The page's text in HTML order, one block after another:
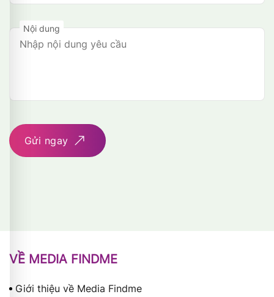
Nội dung
Gửi ngay
VỀ MEDIA FINDME
Giới thiệu về Media Findme